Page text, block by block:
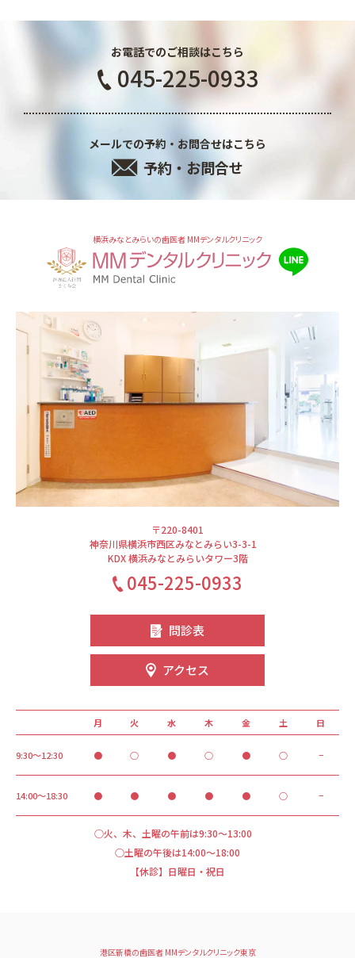
お電話でのご相談はこちら
045-225-0933
メールでの予約・お問合せはこちら
予約・お問合せ
横浜みなとみらいの歯医者 MMデンタルクリニック
〒220-8401
神奈川県横浜市西区みなとみらい3-3-1
KDX 横浜みなとみらいタワー3階
045-225-0933
問診表
アクセス
月 火 水 木 金 土 日
9:30～12:30 ● ○ ● ○ ● ○ −
14:00～18:30 ● ● ● ● ● ○ −
○火、木、土曜の午前は9:30～13:00
○土曜の午後は14:00～18:00
【休診】日曜日・祝日
港区新橋の歯医者 MMデンタルクリニック東京